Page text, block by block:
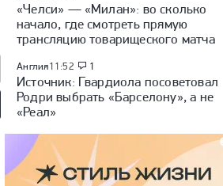
России, видеообзор
России, видеообзор матча
«Челси» — «Милан»: во сколько
начало, где смотреть прямую
трансляцию товарищеского матча
Англия11:52 1
Источник: Гвардиола посоветовал
Родри выбрать «Барселону», а не
«Реал»